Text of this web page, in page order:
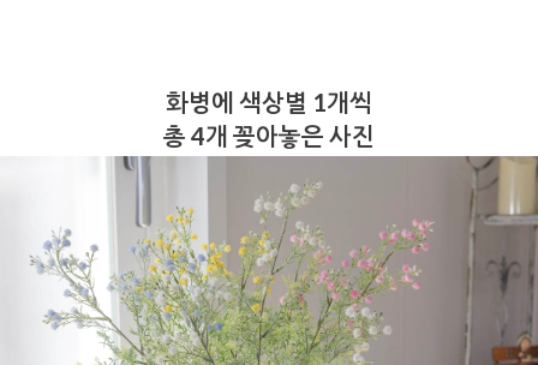
화병에 색상별 1개씩
총 4개 꽂아놓은 사진